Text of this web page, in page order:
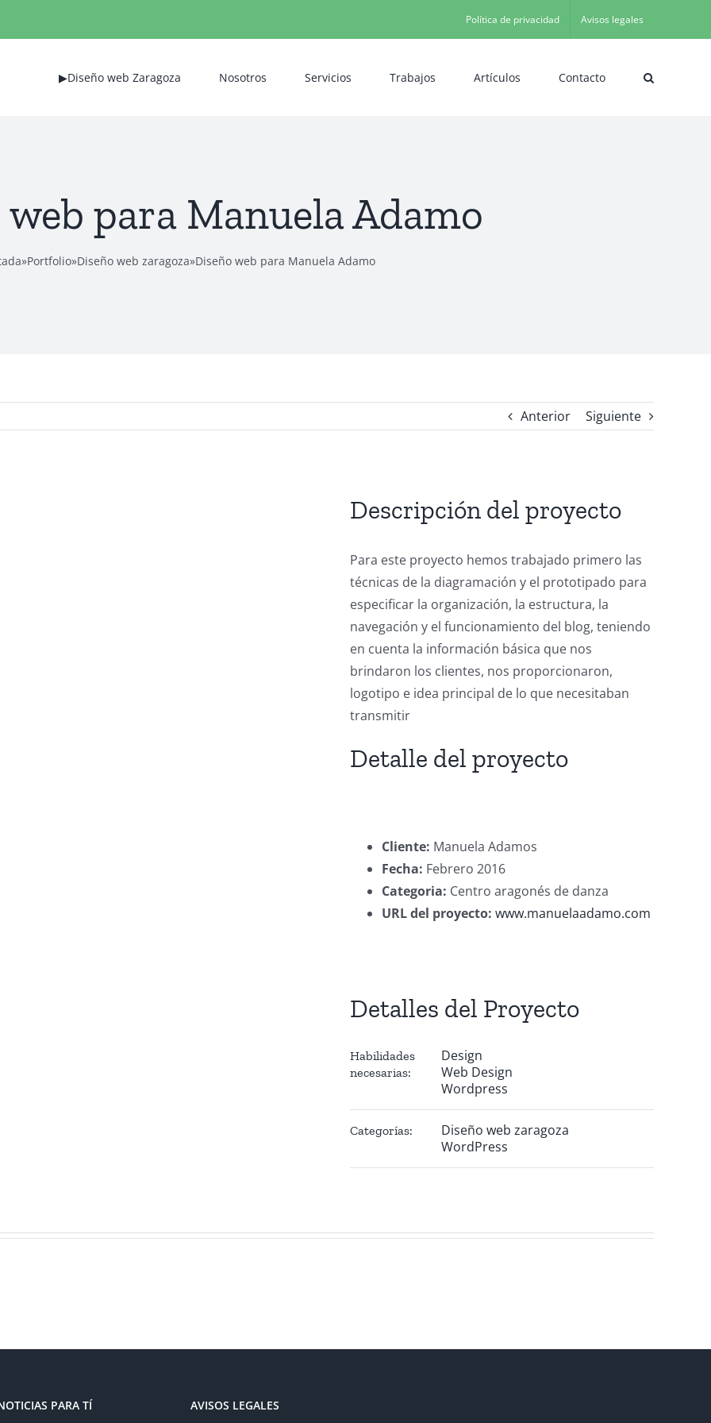
Política de privacidad Avisos legales
▶Diseño web Zaragoza Nosotros Servicios Trabajos Artículos Contacto
para Manuela Adamo
»Portfolio»Diseño web zaragoza»Diseño web para Manuela Adamo
Anterior Siguiente
Descripción del proyecto
Para este proyecto hemos trabajado primero las
técnicas de la diagramación y el prototipado para
especificar la organización, la estructura, la
navegación y el funcionamiento del blog, teniendo
en cuenta la información básica que nos
brindaron los clientes, nos proporcionaron,
logotipo e idea principal de lo que necesitaban
transmitir
Detalle del proyecto
Cliente: Manuela Adamos
Fecha: Febrero 2016
Categoria: Centro aragonés de danza
URL del proyecto: www.manuelaadamo.com
Detalles del Proyecto
Habilidades
necesarias:
Design
Web Design
Wordpress
Categorías:
Diseño web zaragoza
WordPress
PARA TÍ AVISOS LEGALES